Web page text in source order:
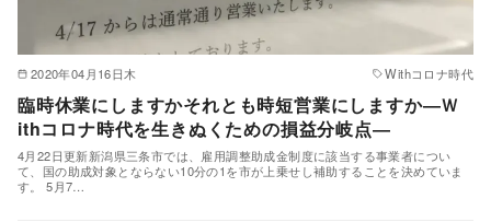
2020年04月16日木 Withコロナ時代
臨時休業にしますかそれとも時短営業にしますか―Ｗ
ithコロナ時代を生きぬくための損益分岐点―
4月22日更新新潟県三条市では、雇用調整助成金制度に該当する事業者につい
て、国の助成対象とならない10分の1を市が上乗せし補助することを決めていま
す。 5月7…